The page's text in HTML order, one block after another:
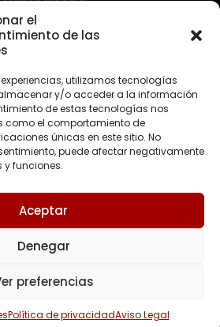
el
de las
utilizamos tecnologías
y/o acceder a la información
de estas tecnologías nos
como el comportamiento de
únicas en este sitio. No
puede afectar negativamente
funciones.
Aceptar
Denegar
preferencias
Política de privacidadAviso Legal
informado en todo momento.
Pide tu 1º cita
gratis.
CON NOSOTROS
Sevilla | Diseñado porWepro